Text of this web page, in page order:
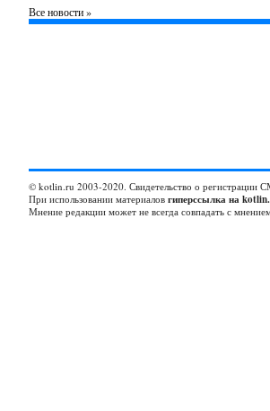
Все новости »
© kotlin.ru 2003-2020. Свидетельство о
При использовании материалов гиперссылка на
Мнение редакции может не всегда совпадать с